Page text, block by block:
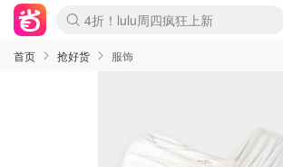
Boticinal 夏促开抢！
4折！lulu周四疯狂上新
还没结束！&OtherStories大促
Joybuy变相75折 随时失效
速领！Stanley独家85折
疑似霸哥！Camper额外叠85折
Zalando 奥莱闪促！每日更新
Moncler反季囤！5折起+叠9折
Coach Brooklyn仅€192
首页 抢好货 服饰